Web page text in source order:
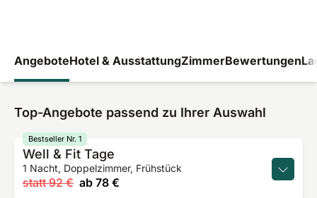
AngeboteHotel & AusstattungZimmerBewertungen
Top-Angebote passend zu Ihrer Auswahl
Well & Fit Tage
1 Nacht, Doppelzimmer, Frühstück
statt 92 € ab 78 €
Bestseller Nr. 1